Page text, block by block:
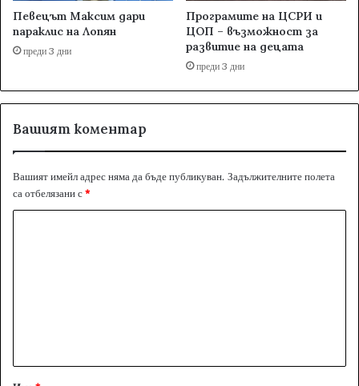
Певецът Максим дари
параклис на Лопян
преди 3 дни
Програмите на ЦСРИ и
ЦОП – възможност за
развитие на децата
преди 3 дни
Вашият коментар
Вашият имейл адрес няма да бъде публикуван. Задължителните полета
са отбелязани с*
а